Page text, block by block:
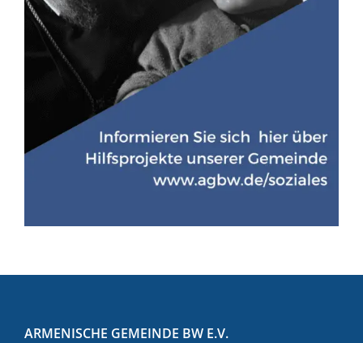
ARMENISCHE GEMEINDE BW E.V.